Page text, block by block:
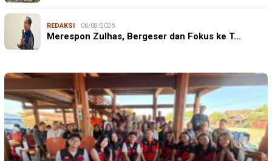
REDAKSI 06/08/2026
Merespon Zulhas, Bergeser dan Fokus ke T…